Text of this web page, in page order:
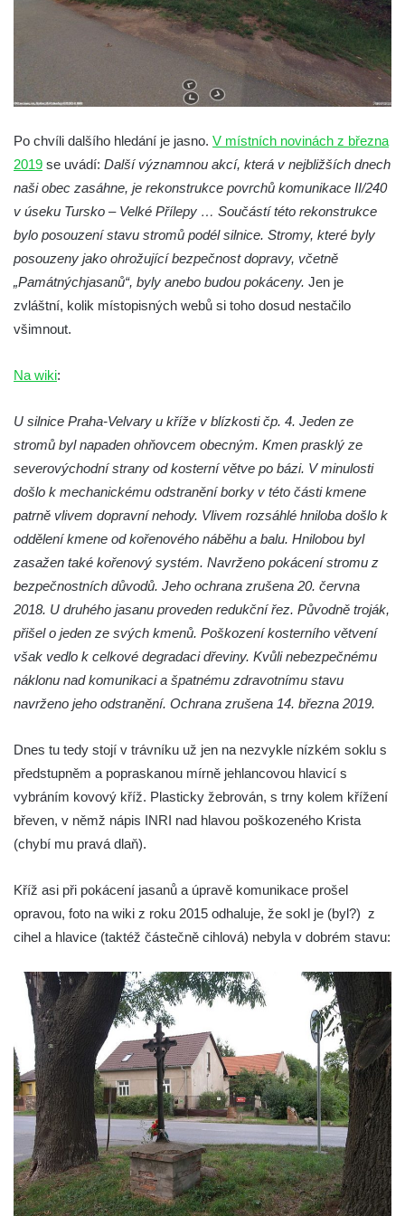
Chlumu
Kříž jižně od Prysku
Boží muka svatého Floriána v Mezné
Neugebauerův kříž východně od Sloupu v
Kříž u kostela Zvěstování Panny Marie v
Duchcově
Údajný kříž před kostelem svatých Petra a
Pavla v Jeníkově
Kříž na návsi v Jeníkově
Kříž na křižovatce v Teplické ulici v Lahošti
Kříž U Pěti lip na pastvině severovýchodně
Wäberův kříž v zahradě domu čp. 184 v
Mikulášovicích
Kříž na louce v horních Mikulášovicích
Posteltův kříž naproti domu ev.č. 29 v
Mikulášovicích
Kříž manželů Endlerových u továrního
objektu v Mikulášovicích
Kříž u silnice východně od Mikulášovic
Meyerův kříž východně od Mikulášovic
Kříž u rozcestí k větrnému mlýnu Světlík v
Kříž u domu čp. 1016 v Mikulášovicích
Herltův kříž u Mikova v Mikulášovicích
Kříž u Borských u domu čp. 859 v
Mikulášovicích
Mikulášovicích
Kříž u Mikulášovického potoka poblíž
Mikovu v Mikulášovicích
Lissnerův kříž u domu čp. 39 v
Mikulášovicích
Hampelův kříž u bývalých kasáren v
Mikulášovicích
Marchnerův (Zelený) kříž naproti domu čp.
35 v Mikulášovicích
Schneiderův kříž před domem čp. 55 v
Mikulášovicích
Kříž na Kostelní stezce v Mikulášovicích
Maazův kříž na Kostelní stezce v
Po chvíli dalšího hledání je jasno. V místních novinách z března
2019 se uvádí: Další významnou akcí, která v nejbližších dnech
naši obec zasáhne, je rekonstrukce povrchů komunikace II/240
v úseku Tursko – Velké Přílepy … Součástí této rekonstrukce
bylo posouzení stavu stromů podél silnice. Stromy, které byly
posouzeny jako ohrožující bezpečnost dopravy, včetně
„Památnýchjasanů“, byly anebo budou pokáceny. Jen je
zvláštní, kolik místopisných webů si toho dosud nestačilo
všimnout.
Na wiki:
U silnice Praha-Velvary u kříže v blízkosti čp. 4. Jeden ze
stromů byl napaden ohňovcem obecným. Kmen prasklý ze
severovýchodní strany od kosterní větve po bázi. V minulosti
došlo k mechanickému odstranění borky v této části kmene
patrně vlivem dopravní nehody. Vlivem rozsáhlé hniloba došlo k
oddělení kmene od kořenového náběhu a balu. Hnilobou byl
zasažen také kořenový systém. Navrženo pokácení stromu z
bezpečnostních důvodů. Jeho ochrana zrušena 20. června
2018. U druhého jasanu proveden redukční řez. Původně troják,
přišel o jeden ze svých kmenů. Poškození kosterního větvení
však vedlo k celkové degradaci dřeviny. Kvůli nebezpečnému
náklonu nad komunikaci a špatnému zdravotnímu stavu
navrženo jeho odstranění. Ochrana zrušena 14. března 2019.
Dnes tu tedy stojí v trávníku už jen na nezvykle nízkém soklu s
předstupněm a popraskanou mírně jehlancovou hlavicí s
vybráním kovový kříž. Plasticky žebrován, s trny kolem křížení
břeven, v němž nápis INRI nad hlavou poškozeného Krista
(chybí mu pravá dlaň).
Kříž asi při pokácení jasanů a úpravě komunikace prošel
opravou, foto na wiki z roku 2015 odhaluje, že sokl je (byl?) z
cihel a hlavice (taktéž částečně cihlová) nebyla v dobrém stavu: